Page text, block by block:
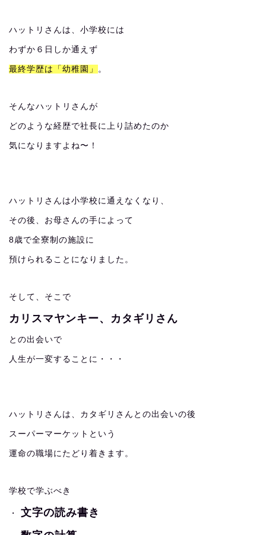
ハットリさんは、小学校には
わずか６日しか通えず
最終学歴は「幼稚園」 。
そんなハットリさんが
どのような経歴で社長に上り詰めたのか
気になりますよね〜！
ハットリさんは小学校に通えなくなり、
その後、お母さんの手によって
8歳で全寮制の施設に
預けられることになりました。
そして、そこで
カリスマヤンキー、カタギリさん
との出会いで
人生が一変することに・・・
ハットリさんは、カタギリさんとの出会いの後
スーパーマーケットという
運命の職場にたどり着きます。
学校で学ぶべき
・ 文字の読み書き